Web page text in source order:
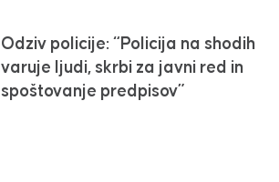
Odziv policije: “Policija na shodih
varuje ljudi, skrbi za javni red in
spoštovanje predpisov”